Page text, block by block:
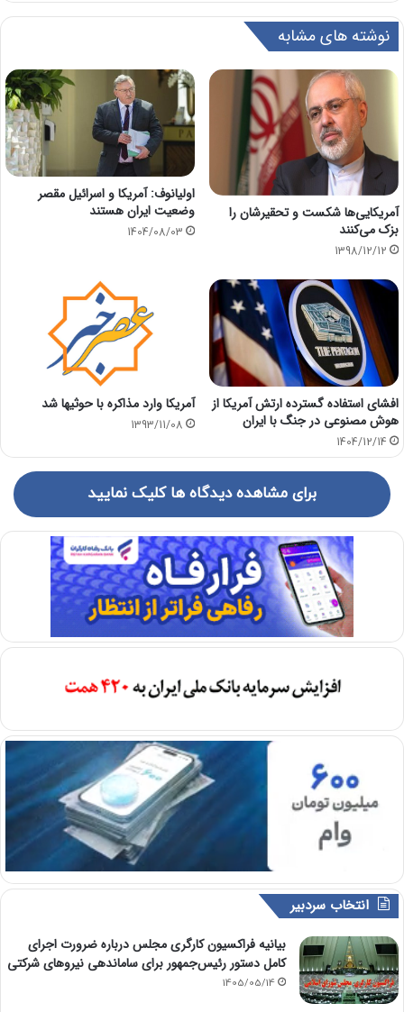
نوشته های مشابه
آمریکایی‌ها شکست و تحقیرشان را
بزک می‌کنند
1398/12/12
اولیانوف: آمریکا و اسرائیل مقصر
وضعیت ایران هستند
1404/08/03
افشای استفاده گسترده ارتش آمریکا از
هوش مصنوعی در جنگ با ایران
1404/12/14
آمریکا وارد مذاکره با حوثیها شد
1393/11/08
برای مشاهده دیدگاه ها کلیک نمایید
انتخاب سردبیر
بیانیه فراکسیون کارگری مجلس درباره ضرورت اجرای
کامل دستور رئیس‌جمهور برای ساماندهی نیروهای شرکتی
1405/05/14